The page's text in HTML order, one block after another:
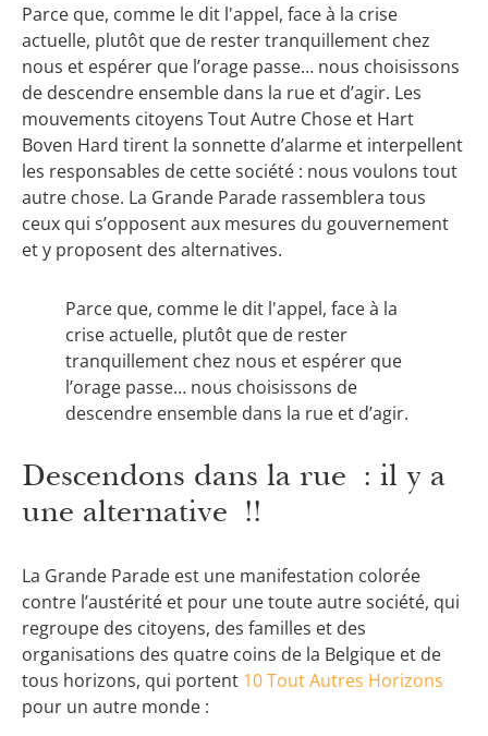
Parce que, comme le dit l'appel, face à la crise
actuelle, plutôt que de rester tranquillement chez
nous et espérer que l’orage passe… nous choisissons
de descendre ensemble dans la rue et d’agir. Les
mouvements citoyens Tout Autre Chose et Hart
Boven Hard tirent la sonnette d’alarme et interpellent
les responsables de cette société : nous voulons tout
autre chose. La Grande Parade rassemblera tous
ceux qui s’opposent aux mesures du gouvernement
et y proposent des alternatives.
Parce que, comme le dit l'appel, face à la
crise actuelle, plutôt que de rester
tranquillement chez nous et espérer que
l’orage passe… nous choisissons de
descendre ensemble dans la rue et d’agir.
Descendons dans la rue : il y a
une alternative !!
La Grande Parade est une manifestation colorée
contre l’austérité et pour une toute autre société, qui
regroupe des citoyens, des familles et des
organisations des quatre coins de la Belgique et de
tous horizons, qui portent 10 Tout Autres Horizons
pour un autre monde :